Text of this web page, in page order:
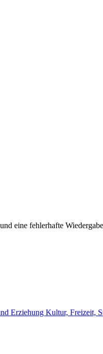
eine fehlerhafte
Erziehung Kultur, Freizeit,